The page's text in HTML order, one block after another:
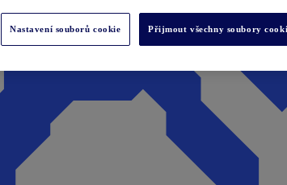
Nastavení souborů cookie Přijmout všechny soubory